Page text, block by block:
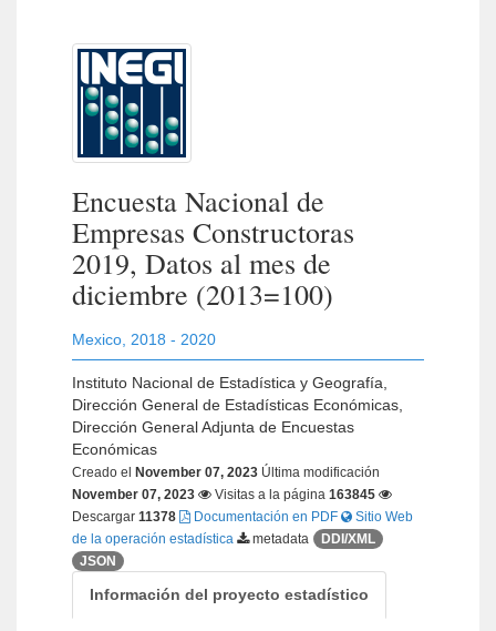
Encuesta Nacional de
Empresas Constructoras
2019, Datos al mes de
diciembre (2013=100)
Mexico 2018 - 2020
Instituto Nacional de Estadística y Geografía,
Dirección General de Estadísticas Económicas,
Dirección General Adjunta de Encuestas
Económicas
Creado el November 07, 2023 Última modificación
November 07, 2023
Visitas a la página 163845
Descargar 11378 Documentación en PDF
Sitio Web
de la operación estadística
metadata
DDI/XML
JSON
Información del proyecto estadístico